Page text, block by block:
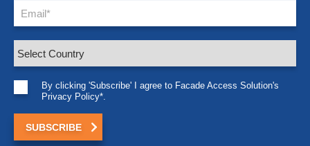
By clicking 'Subscribe' I agree to Facade Access Solution's
Privacy Policy*.